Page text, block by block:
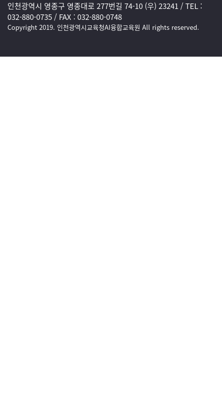
인천광역시 영종구 영종대로 277번길 74-10 (우) 23241 / TEL :
032-880-0735 / FAX : 032-880-0748
Copyright 2019. 인천광역시교육청AI융합교육원 All rights reserved.